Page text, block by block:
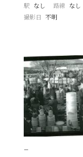
駅 なし 路線 なし
撮影日
不明
−